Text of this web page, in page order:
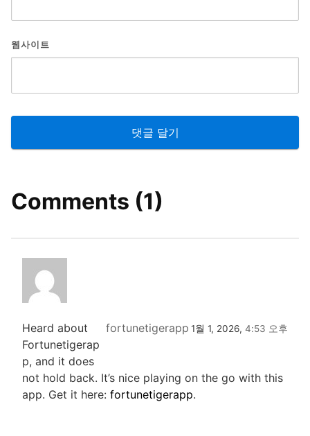
웹사이트
Comments (1)
fortunetigerapp 1월 1, 2026, 4:53 오후
Heard about
Fortunetigerap
p, and it does
not hold back. It’s nice playing on the go with this
app. Get it here: fortunetigerapp.